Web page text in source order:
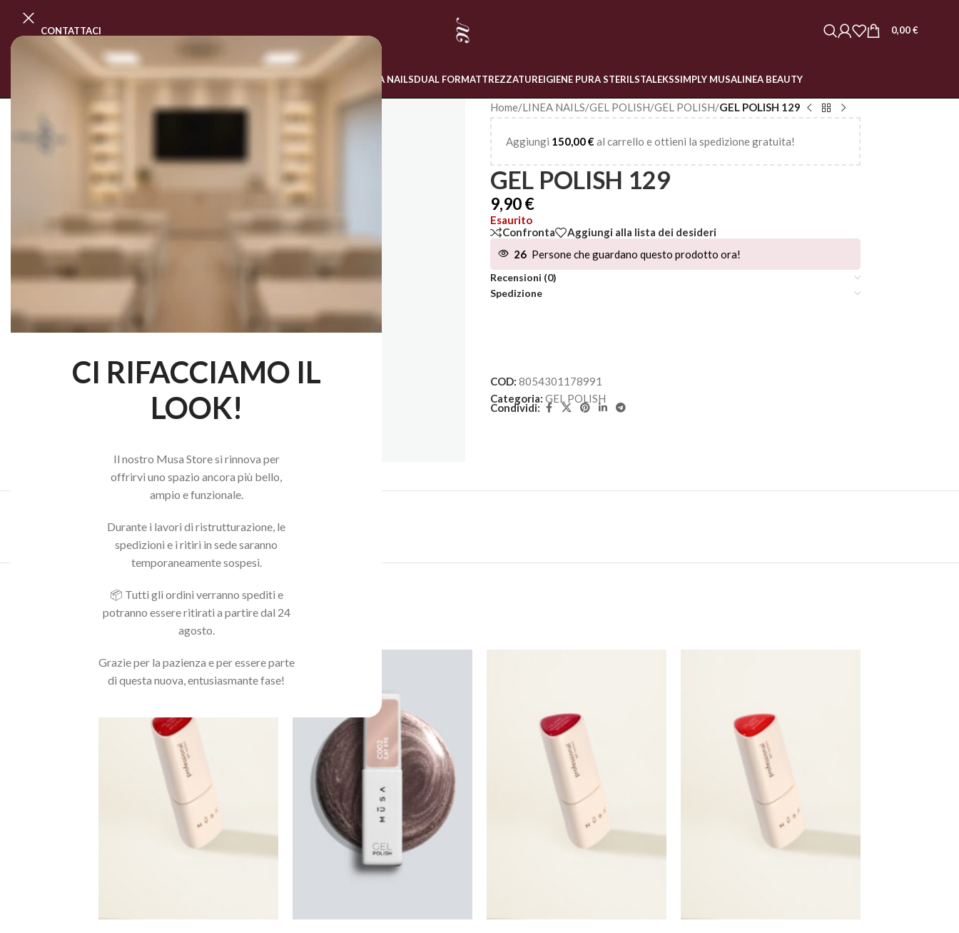
CI RIFACCIAMO IL
LOOK!
Il nostro Musa Store si rinnova per
offrirvi uno spazio ancora più bello,
ampio e funzionale.
Durante i lavori di ristrutturazione, le
spedizioni e i ritiri in sede saranno
temporaneamente sospesi.
📦 Tutti gli ordini verranno spediti e
potranno essere ritirati a partire dal 24
agosto.
Grazie per la pazienza e per essere parte
di questa nuova, entusiasmante fase!
CONTATTACI 0,00€
PROGRAMMA MASTER CLASSCORSI ONLINE LINEA NAILSDUAL FORMATTREZZATUREIGIENE PURA STERILSTALEKSSIMPLY MUSALINEA BEAUTY
Home/LINEA NAILS/GEL POLISH/GEL POLISH/GEL POLISH 129
Aggiungi 150,00€ al carrello e ottieni la spedizione gratuita!
GEL POLISH 129
9,90€
Esaurito
Confronta
Aggiungi alla lista dei desideri
26 Persone che guardano questo prodotto ora!
Recensioni (0)
Spedizione
COD: 8054301178991
Categoria: GEL POLISH
Condividi:
Acquista il pacchetto e risparmia
Potrebbero interessarti anche...